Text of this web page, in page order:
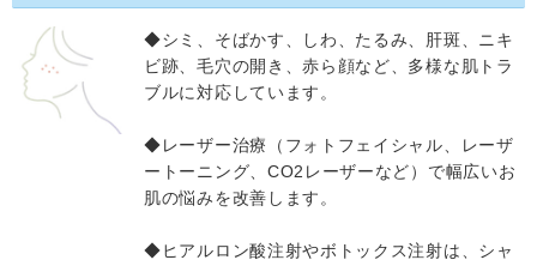
◆シミ、そばかす、しわ、たるみ、肝斑、ニキ
ビ跡、毛穴の開き、赤ら顔など、多様な肌トラ
ブルに対応しています。
◆レーザー治療（フォトフェイシャル、レーザ
ートーニング、CO2レーザーなど）で幅広いお
肌の悩みを改善します。
◆ヒアルロン酸注射やボトックス注射は、シャ